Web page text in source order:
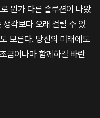
뭔가 다른 솔루션이 나왔
각보다 오래 걸릴 수 있
모른다. 당신의 미래에도
금이나마 함께하길 바란